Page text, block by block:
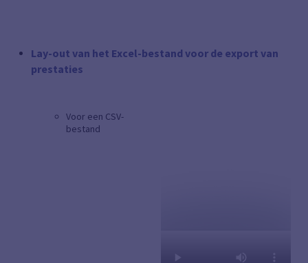
Lay-out van het Excel-bestand voor de export van
prestaties
Voor een CSV-
bestand